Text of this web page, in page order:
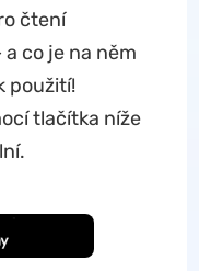
čtení
co je na něm
použití!
tlačítka níže